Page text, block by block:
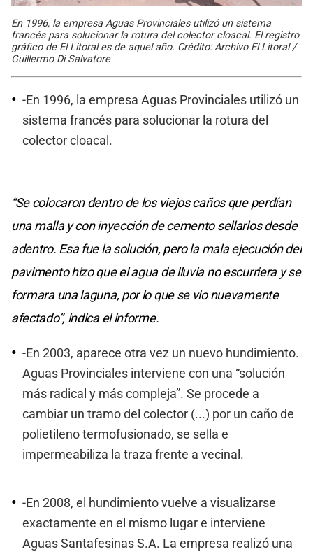
En 1996, la empresa Aguas Provinciales utilizó un sistema
francés para solucionar la rotura del colector cloacal. El registro
gráfico de El Litoral es de aquel año. Crédito: Archivo El Litoral /
Guillermo Di Salvatore
-En 1996, la empresa Aguas Provinciales utilizó un
sistema francés para solucionar la rotura del
colector cloacal.
“Se colocaron dentro de los viejos caños que perdían
una malla y con inyección de cemento sellarlos desde
adentro. Esa fue la solución, pero la mala ejecución del
pavimento hizo que el agua de lluvia no escurriera y se
formara una laguna, por lo que se vio nuevamente
afectado”, indica el informe.
-En 2003, aparece otra vez un nuevo hundimiento.
Aguas Provinciales interviene con una “solución
más radical y más compleja”. Se procede a
cambiar un tramo del colector (...) por un caño de
polietileno termofusionado, se sella e
impermeabiliza la traza frente a vecinal.
-En 2008, el hundimiento vuelve a visualizarse
exactamente en el mismo lugar e interviene
Aguas Santafesinas S.A. La empresa realizó una